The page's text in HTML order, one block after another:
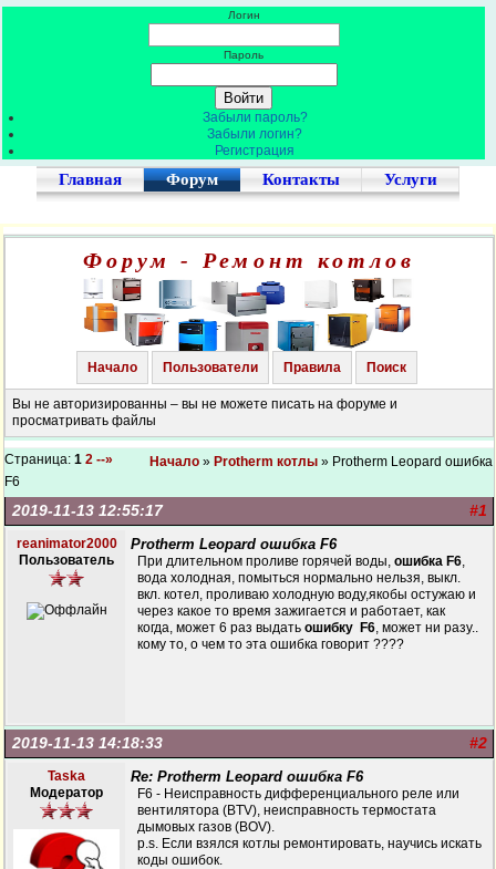
Логин
Пароль
Забыли пароль?
Забыли логин?
Регистрация
Главная Форум Контакты Услуги
Форум - Ремонт котлов
Начало Пользователи Правила Поиск
Вы не авторизированны – вы не можете писать на форуме и
просматривать файлы
Страница: 1 2 --» Начало » Protherm котлы » Protherm Leopard ошибка
F6
#1
2019-11-13 12:55:17
reanimator2000
Пользователь
Protherm Leopard ошибка F6
При длительном проливе горячей воды, ошибка F6,
вода холодная, помыться нормально нельзя, выкл.
вкл. котел, проливаю холодную воду,якобы остужаю и
через какое то время зажигается и работает, как
когда, может 6 раз выдать ошибку F6, может ни разу..
кому то, о чем то эта ошибка говорит ????
#2
2019-11-13 14:18:33
Taska
Модератор
Re: Protherm Leopard ошибка F6
F6 - Неисправность дифференциального реле или
вентилятора (BTV), неисправность термостата
дымовых газов (BOV).
p.s. Если взялся котлы ремонтировать, научись искать
коды ошибок.